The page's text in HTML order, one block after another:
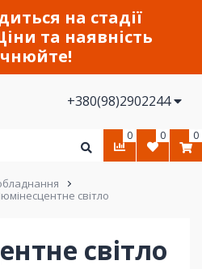
на стадії
та наявність
+380(98)2902244
0 0 0
світло
світло